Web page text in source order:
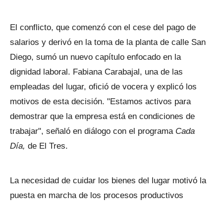
El conflicto, que comenzó con el cese del pago de
salarios y derivó en la toma de la planta de calle San
Diego, sumó un nuevo capítulo enfocado en la
dignidad laboral. Fabiana Carabajal, una de las
empleadas del lugar, ofició de vocera y explicó los
motivos de esta decisión. "Estamos activos para
demostrar que la empresa está en condiciones de
trabajar", señaló en diálogo con el programa Cada
Día, de El Tres.
La necesidad de cuidar los bienes del lugar motivó la
puesta en marcha de los procesos productivos